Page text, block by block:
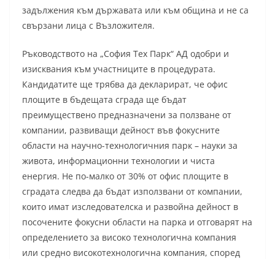
задължения към държавата или към община и не са
свързани лица с Възложителя.
Ръководството на „София Тех Парк“ АД одобри и
изисквания към участниците в процедурата.
Кандидатите ще трябва да декларират, че офис
площите в бъдещата сграда ще бъдат
преимуществено предназначени за ползване от
компании, развиващи дейност във фокусните
области на научно-технологичния парк – науки за
живота, информационни технологии и чиста
енергия. Не по-малко от 30% от офис площите в
сградата следва да бъдат използвани от компании,
които имат изследователска и развойна дейност в
посочените фокусни области на парка и отговарят на
определението за високо технологична компания
или средно високотехнологична компания, според